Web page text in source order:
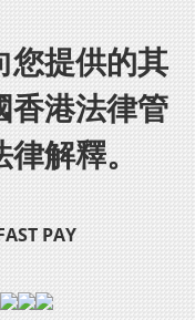
您提供的其
香港法律管
解釋。
PAY